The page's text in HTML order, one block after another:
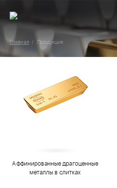
Главная Продукция
Аффинированные драгоценные
металлы в слитках